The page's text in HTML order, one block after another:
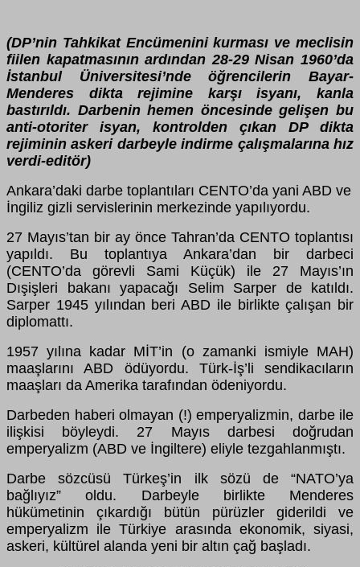
(DP’nin Tahkikat Encümenini kurması ve meclisin
fiilen kapatmasının ardından 28-29 Nisan 1960’da
İstanbul Üniversitesi’nde öğrencilerin Bayar-
Menderes dikta rejimine karşı isyanı, kanla
bastırıldı. Darbenin hemen öncesinde gelişen bu
anti-otoriter isyan, kontrolden çıkan DP dikta
rejiminin askeri darbeyle indirme çalışmalarına hız
verdi-editör)
Ankara’daki darbe toplantıları CENTO’da yani ABD ve
İngiliz gizli servislerinin merkezinde yapılıyordu.
27 Mayıs’tan bir ay önce Tahran’da CENTO toplantısı
yapıldı. Bu toplantıya Ankara’dan bir darbeci
(CENTO’da görevli Sami Küçük) ile 27 Mayıs’ın
Dışişleri bakanı yapacağı Selim Sarper de katıldı.
Sarper 1945 yılından beri ABD ile birlikte çalışan bir
diplomattı.
1957 yılına kadar MİT’in (o zamanki ismiyle MAH)
maaşlarını ABD ödüyordu. Türk-İş’li sendikacıların
maaşları da Amerika tarafından ödeniyordu.
Darbeden haberi olmayan (!) emperyalizmin, darbe ile
ilişkisi böyleydi. 27 Mayıs darbesi doğrudan
emperyalizm (ABD ve İngiltere) eliyle tezgahlanmıştı.
Darbe sözcüsü Türkeş’in ilk sözü de “NATO’ya
bağlıyız” oldu. Darbeyle birlikte Menderes
hükümetinin çıkardığı bütün pürüzler giderildi ve
emperyalizm ile Türkiye arasında ekonomik, siyasi,
askeri, kültürel alanda yeni bir altın çağ başladı.